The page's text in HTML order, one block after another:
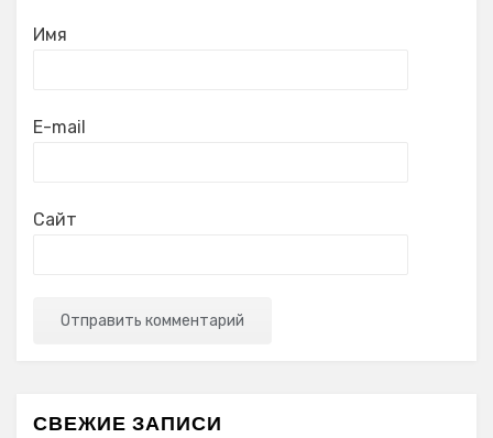
Имя
E-mail
Сайт
СВЕЖИЕ ЗАПИСИ